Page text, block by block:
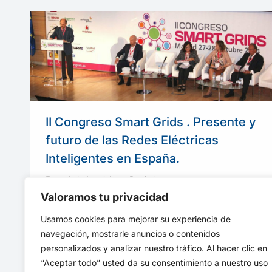
Valoramos tu privacidad
Usamos cookies para mejorar su experiencia de
navegación, mostrarle anuncios o contenidos
personalizados y analizar nuestro tráfico. Al hacer clic en
“Aceptar todo” usted da su consentimiento a nuestro uso
II Congreso Smart Grids . Presente y
futuro de las Redes Eléctricas
Inteligentes en España.
Escuela Industriales Por indusupm
Escuela a más de 200 profesionales para
debatir el presente y futuro de las Redes
Eléctricas Inteligentes en España.